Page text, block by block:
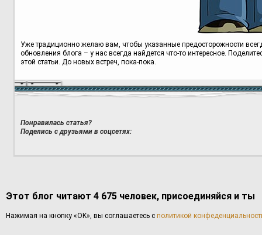
Уже традиционно желаю вам, чтобы указанные предосторожности
обновления блога – у нас всегда найдется что-то интересное.
этой статьи. До новых встреч, пока-пока.
Понравилась статья?
Поделись с друзьями в соцсетях:
Этот блог читают 4 675 человек, присоединяйся и ты
Haжимaя нa кнoпку «OK», вы coглaшаетесь с политикой